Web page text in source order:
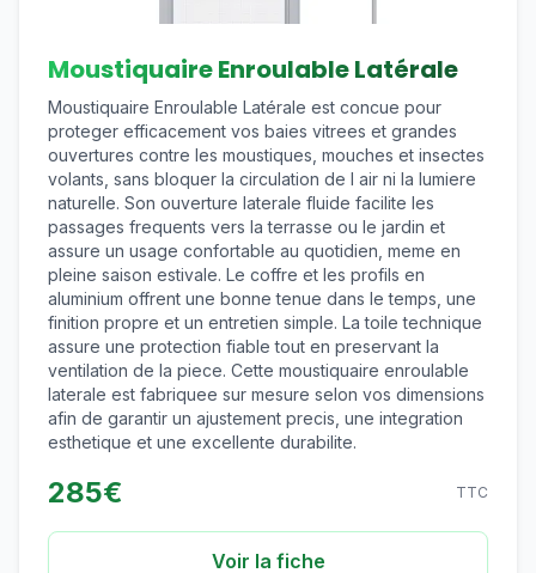
Moustiquaire Enroulable Latérale
Moustiquaire Enroulable Latérale est concue pour
proteger efficacement vos baies vitrees et grandes
ouvertures contre les moustiques, mouches et insectes
volants, sans bloquer la circulation de l air ni la lumiere
naturelle. Son ouverture laterale fluide facilite les
passages frequents vers la terrasse ou le jardin et
assure un usage confortable au quotidien, meme en
pleine saison estivale. Le coffre et les profils en
aluminium offrent une bonne tenue dans le temps, une
finition propre et un entretien simple. La toile technique
assure une protection fiable tout en preservant la
ventilation de la piece. Cette moustiquaire enroulable
laterale est fabriquee sur mesure selon vos dimensions
afin de garantir un ajustement precis, une integration
esthetique et une excellente durabilite.
285€ TTC
Voir la fiche